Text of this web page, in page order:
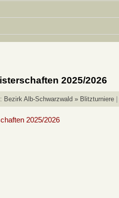
2025/2026
Bezirk Alb-Schwarzwald » Blitzturniere
2025/2026